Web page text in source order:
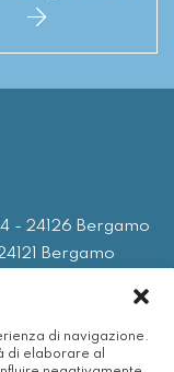
di navigazione.
di elaborare al
- 24126 Bergamo
Bergamo
info@spinergy.it